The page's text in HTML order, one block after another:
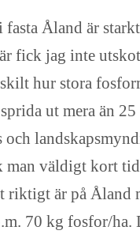
Åland är
fick jag inte
hur stora
ut mera än
och
väldigt kort
är på Åland
70 kg fosfor/